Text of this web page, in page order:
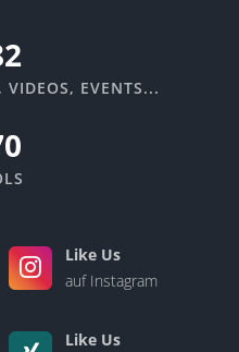
VIDEOS, EVENTS...
Like Us
auf Instagram
Like Us